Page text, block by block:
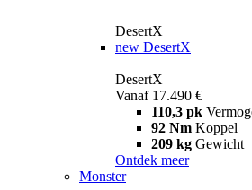
DesertX
new DesertX
DesertX
Vanaf 17.490 €
110,3 pk
92 Nm Koppel
209 kg Gewicht
Ontdek meer
Monster